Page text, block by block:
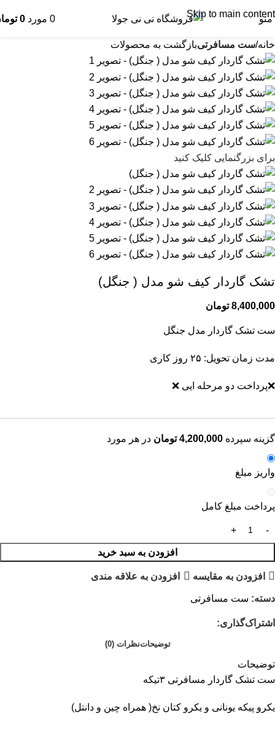
Skip to main content
منو 0 مورد 0
خانه ست مسافرتیبازگشت به محصولات
برای بزرگنمایی کلیک کنید
تشک گاردار کیف شو مدل ( جنگل)
8,400,000 تومان
ست تشک گاردار مدل جنگل
مدت زمان تحویل: ۲۵ روز کاری
❌️پرداخت دو مرحله ایی ❌️
گزینه سپرده 4,200,000 تومان در هر مورد
واریز مبلغ
پرداخت مبلغ کامل
افزودن به سبد خرید
افزودن به مقایسه افزودن به علاقه مندی
دسته: ست مسافرتی
اشتراک‌گذاری:
توضیحاتنظرات (0)
توضیحات
ست تشک گاردار مسافرتی ۳تیکه
یکرو پیکه یونانی و یکرو کتان نخ( همراه چین و دانتل)